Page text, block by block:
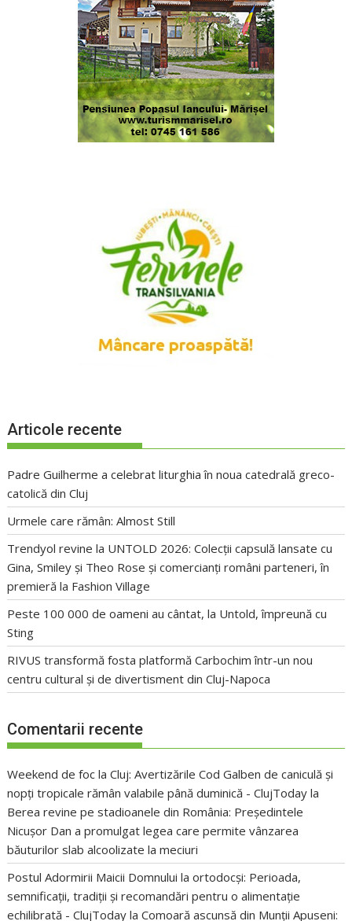
Articole recente
Padre Guilherme a celebrat liturghia în noua catedrală greco-
catolică din Cluj
Urmele care rămân: Almost Still
Trendyol revine la UNTOLD 2026: Colecții capsulă lansate cu
Gina, Smiley și Theo Rose și comercianți români parteneri, în
premieră la Fashion Village
Peste 100 000 de oameni au cântat, la Untold, împreună cu
Sting
RIVUS transformă fosta platformă Carbochim într-un nou
centru cultural și de divertisment din Cluj-Napoca
Comentarii recente
Weekend de foc la Cluj: Avertizările Cod Galben de caniculă și
nopți tropicale rămân valabile până duminică - ClujToday la
Berea revine pe stadioanele din România: Președintele
Nicușor Dan a promulgat legea care permite vânzarea
băuturilor slab alcoolizate la meciuri
Postul Adormirii Maicii Domnului la ortodocși: Perioada,
semnificații, tradiții și recomandări pentru o alimentație
echilibrată - ClujToday laComoară ascunsă din Munții Apuseni: